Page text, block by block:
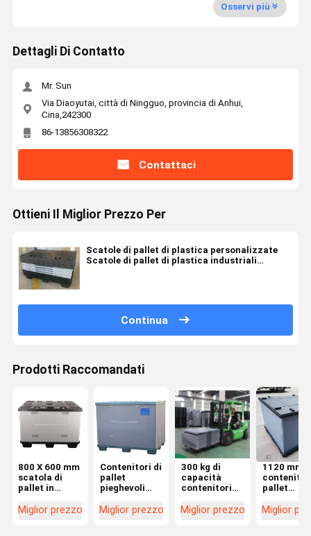
Osservi più
Dettagli Di Contatto
Mr. Sun
Via Diaoyutai, città di Ningguo, provincia di Anhui,
Cina,242300
86-13856308322
Contattaci
Ottieni Il Miglior Prezzo Per
Scatole di pallet di plastica personalizzate
Scatole di pallet di plastica industriali
Continua
Prodotti Raccomandati
800 X 600 mm
scatola di
pallet in
manica
Miglior prezzo
Contenitori di
pallet
pieghevoli
Contenitori di
Miglior prezzo
300 kg di
capacità
contenitori
plastica
Miglior prezzo
1120 mm
pallet
Miglior